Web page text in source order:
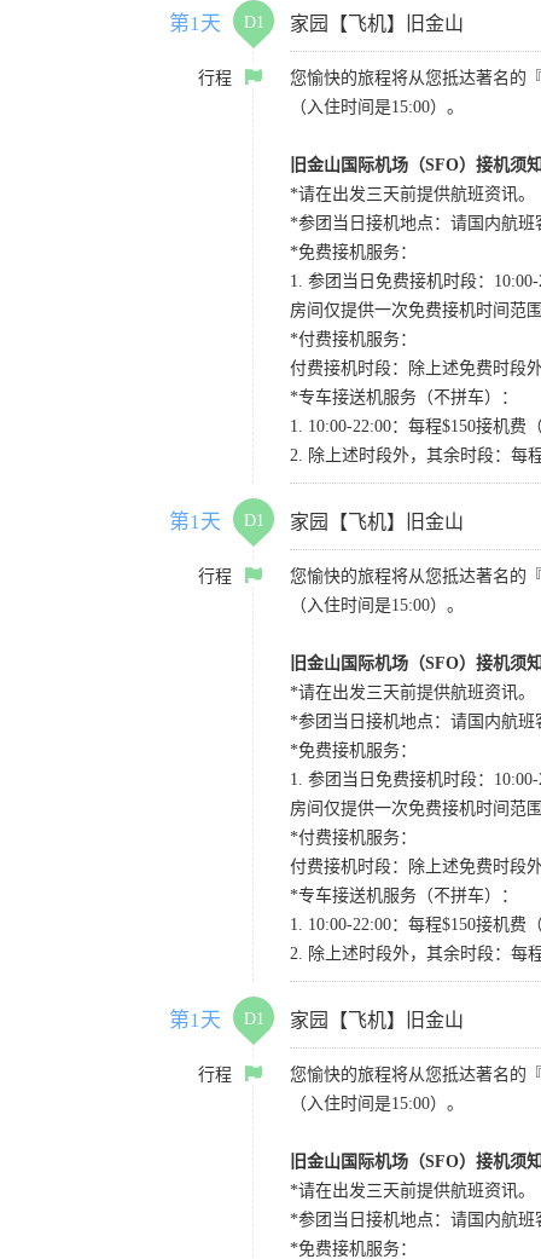
第1天 D1 家园【飞机】旧金山
行程
您愉快的旅程将从您抵达著名的
（入住时间是15:00）。
旧金山国际机场（SFO）接机须
*请在出发三天前提供航班资讯。
*参团当日接机地点：请国内航班
*免费接机服务：
1. 参团当日免费接机时段：
房间仅提供一次免费接机时间范
*付费接机服务：
付费接机时段：除上述免费时段
*专车接送机服务（不拼车）：
1. 10:00-22:00：每程$150接机
2. 除上述时段外，其余时段：每
第1天 D1 家园【飞机】旧金山
行程
您愉快的旅程将从您抵达著名的
（入住时间是15:00）。
旧金山国际机场（SFO）接机须
*请在出发三天前提供航班资讯。
*参团当日接机地点：请国内航班
*免费接机服务：
1. 参团当日免费接机时段：
房间仅提供一次免费接机时间范
*付费接机服务：
付费接机时段：除上述免费时段
*专车接送机服务（不拼车）：
1. 10:00-22:00：每程$150接机
2. 除上述时段外，其余时段：每
第1天 D1 家园【飞机】旧金山
行程
您愉快的旅程将从您抵达著名的
（入住时间是15:00）。
旧金山国际机场（SFO）接机须
*请在出发三天前提供航班资讯。
*参团当日接机地点：请国内航班
*免费接机服务：